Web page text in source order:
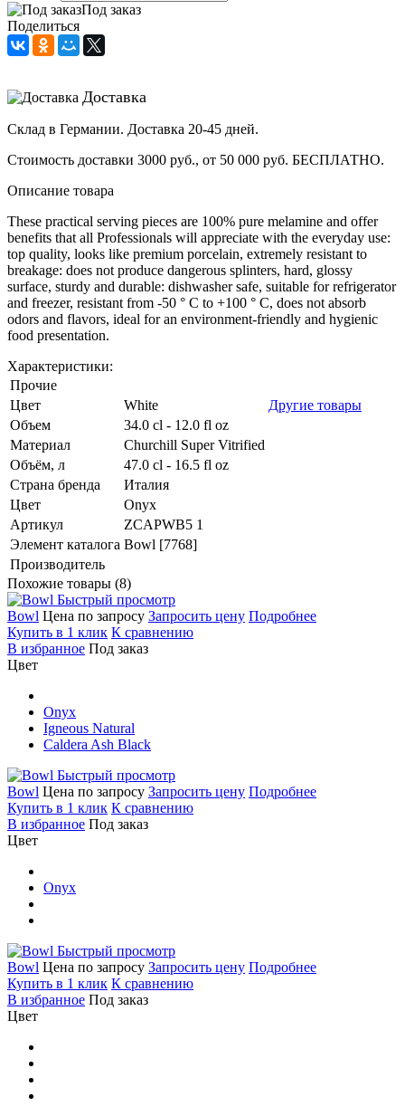
Под заказ
Поделиться
Доставка
Склад в Германии. Доставка 20-45 дней.
Стоимость доставки 3000 руб., от 50 000 руб. БЕСПЛАТНО.
Описание товара
These practical serving pieces are 100% pure melamine and offer
benefits that all Professionals will appreciate with the everyday use:
top quality, looks like premium porcelain, extremely resistant to
breakage: does not produce dangerous splinters, hard, glossy
surface, sturdy and durable: dishwasher safe, suitable for refrigerator
and freezer, resistant from -50 ° C to +100 ° C, does not absorb
odors and flavors, ideal for an environment-friendly and hygienic
food presentation.
Характеристики:
Прочие
Цвет
White
Другие товары
Объем
34.0 cl - 12.0 fl oz
Материал
Churchill Super Vitrified
Объём, л
47.0 cl - 16.5 fl oz
Страна бренда
Италия
Цвет
Onyx
Артикул
ZCAPWB5 1
Элемент каталога Bowl [7768]
Производитель
Похожие товары (8)
Быстрый просмотр
Bowl Цена по запросу Запросить цену Подробнее
Купить в 1 клик К сравнению
В избранное Под заказ
Цвет
Onyx
Igneous Natural
Caldera Ash Black
Быстрый просмотр
Bowl Цена по запросу Запросить цену Подробнее
Купить в 1 клик К сравнению
В избранное Под заказ
Цвет
Onyx
Быстрый просмотр
Bowl Цена по запросу Запросить цену Подробнее
Купить в 1 клик К сравнению
В избранное Под заказ
Цвет